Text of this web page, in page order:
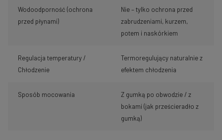
Wodoodporność (ochrona
przed płynami)
Nie – tylko ochrona przed
zabrudzeniami, kurzem,
potem i naskórkiem
Regulacja temperatury /
Chłodzenie
Termoregulujący naturalnie z
efektem chłodzenia
Sposób mocowania
Z gumką po obwodzie / z
bokami (jak prześcieradło z
gumką)